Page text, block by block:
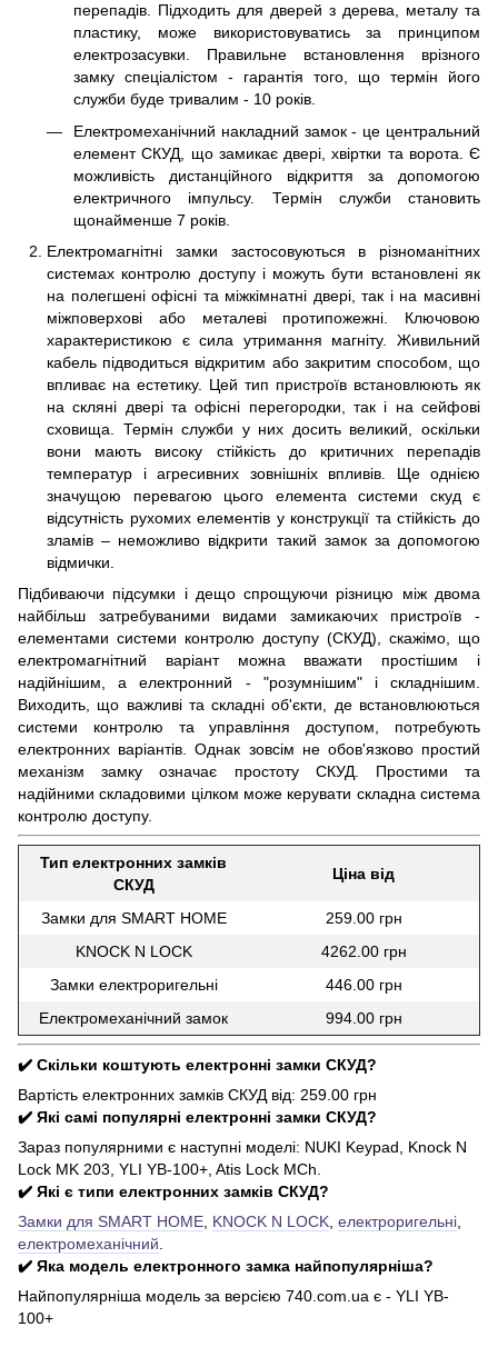
перепадів. Підходить для дверей з дерева, металу та
пластику, може використовуватись за принципом
електрозасувки. Правильне встановлення врізного
замку спеціалістом - гарантія того, що термін його
служби буде тривалим - 10 років.
Електромеханічний накладний замок - це центральний
елемент СКУД, що замикає двері, хвіртки та ворота. Є
можливість дистанційного відкриття за допомогою
електричного імпульсу. Термін служби становить
щонайменше 7 років.
Електромагнітні замки застосовуються в різноманітних
системах контролю доступу і можуть бути встановлені як
на полегшені офісні та міжкімнатні двері, так і на масивні
міжповерхові або металеві протипожежні. Ключовою
характеристикою є сила утримання магніту. Живильний
кабель підводиться відкритим або закритим способом, що
впливає на естетику. Цей тип пристроїв встановлюють як
на скляні двері та офісні перегородки, так і на сейфові
сховища. Термін служби у них досить великий, оскільки
вони мають високу стійкість до критичних перепадів
температур і агресивних зовнішніх впливів. Ще однією
значущою перевагою цього елемента системи скуд є
відсутність рухомих елементів у конструкції та стійкість до
зламів – неможливо відкрити такий замок за допомогою
відмички.
Підбиваючи підсумки і дещо спрощуючи різницю між двома
найбільш затребуваними видами замикаючих пристроїв -
елементами системи контролю доступу (СКУД), скажімо, що
електромагнітний варіант можна вважати простішим і
надійнішим, а електронний - "розумнішим" і складнішим.
Виходить, що важливі та складні об'єкти, де встановлюються
системи контролю та управління доступом, потребують
електронних варіантів. Однак зовсім не обов'язково простий
механізм замку означає простоту СКУД. Простими та
надійними складовими цілком може керувати складна система
контролю доступу.
Тип електронних замків
СКУД
Ціна від
Замки для SMART HOME
259.00 грн
KNOCK N LOCK
4262.00 грн
Замки електроригельні
446.00 грн
Електромеханічний замок
994.00 грн
✔️ Скільки коштують електронні замки СКУД?
Вартість електронних замків СКУД від: 259.00 грн
✔️ Які самі популярні електронні замки СКУД?
Зараз популярними є наступні моделі: NUKI Keypad, Knock N
Lock MK 203, YLI YB-100+, Atis Lock MCh.
✔️ Які є типи електронних замків СКУД?
Замки для SMART HOME, KNOCK N LOCK, електроригельні,
електромеханічний.
✔️ Яка модель електронного замка найпопулярніша?
Найпопулярніша модель за версією 740.com.ua є - YLI YB-
100+